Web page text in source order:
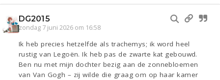
DG2015
zondag 7 juni 2026 om 16:58
Ik heb precies hetzelfde als trachemys; ik word heel
rustig van Legoën. Ik heb pas de zwarte kat gebouwd.
Ben nu met mijn dochter bezig aan de zonnebloemen
van Van Gogh – zij wilde die graag om op haar kamer